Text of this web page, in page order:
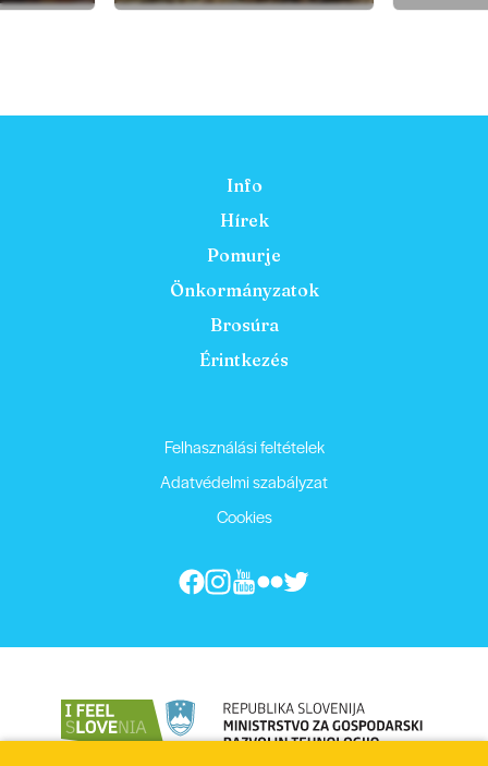
Info
Hírek
Pomurje
Önkormányzatok
Brosúra
Érintkezés
Felhasználási feltételek
Adatvédelmi szabályzat
Cookies